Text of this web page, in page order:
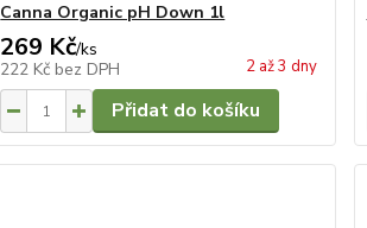
Canna Organic pH Down 1l
269 Kč/ks
222 Kč bez DPH 2 až 3 dny
Přidat do košíku